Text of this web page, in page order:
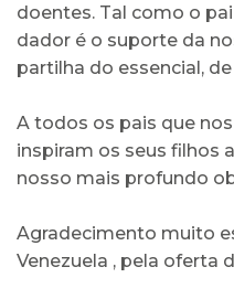
doentes. Tal como o
dador é o suporte da
partilha do essencial,
A todos os pais que
inspiram os seus filhos
nosso mais profundo
Agradecimento muito
Venezuela , pela oferta